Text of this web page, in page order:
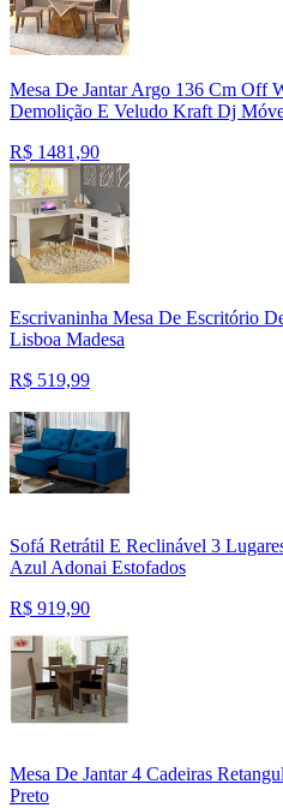
Mesa De Jantar Argo 136 Cm Off
Demolição E Veludo Kraft Dj
R$ 1481,90
Escrivaninha Mesa De Escritório
Lisboa Madesa
R$ 519,99
Sofá Retrátil E Reclinável 3
Azul Adonai Estofados
R$ 919,90
Mesa De Jantar 4 Cadeiras
Preto